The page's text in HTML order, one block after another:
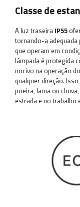
Classe de
A luz traseira IP55
tornando-a adequada
que operam em
lâmpada é protegida
nocivo na operação
qualquer direção.
poeira, lama ou
estrada e no trabalho